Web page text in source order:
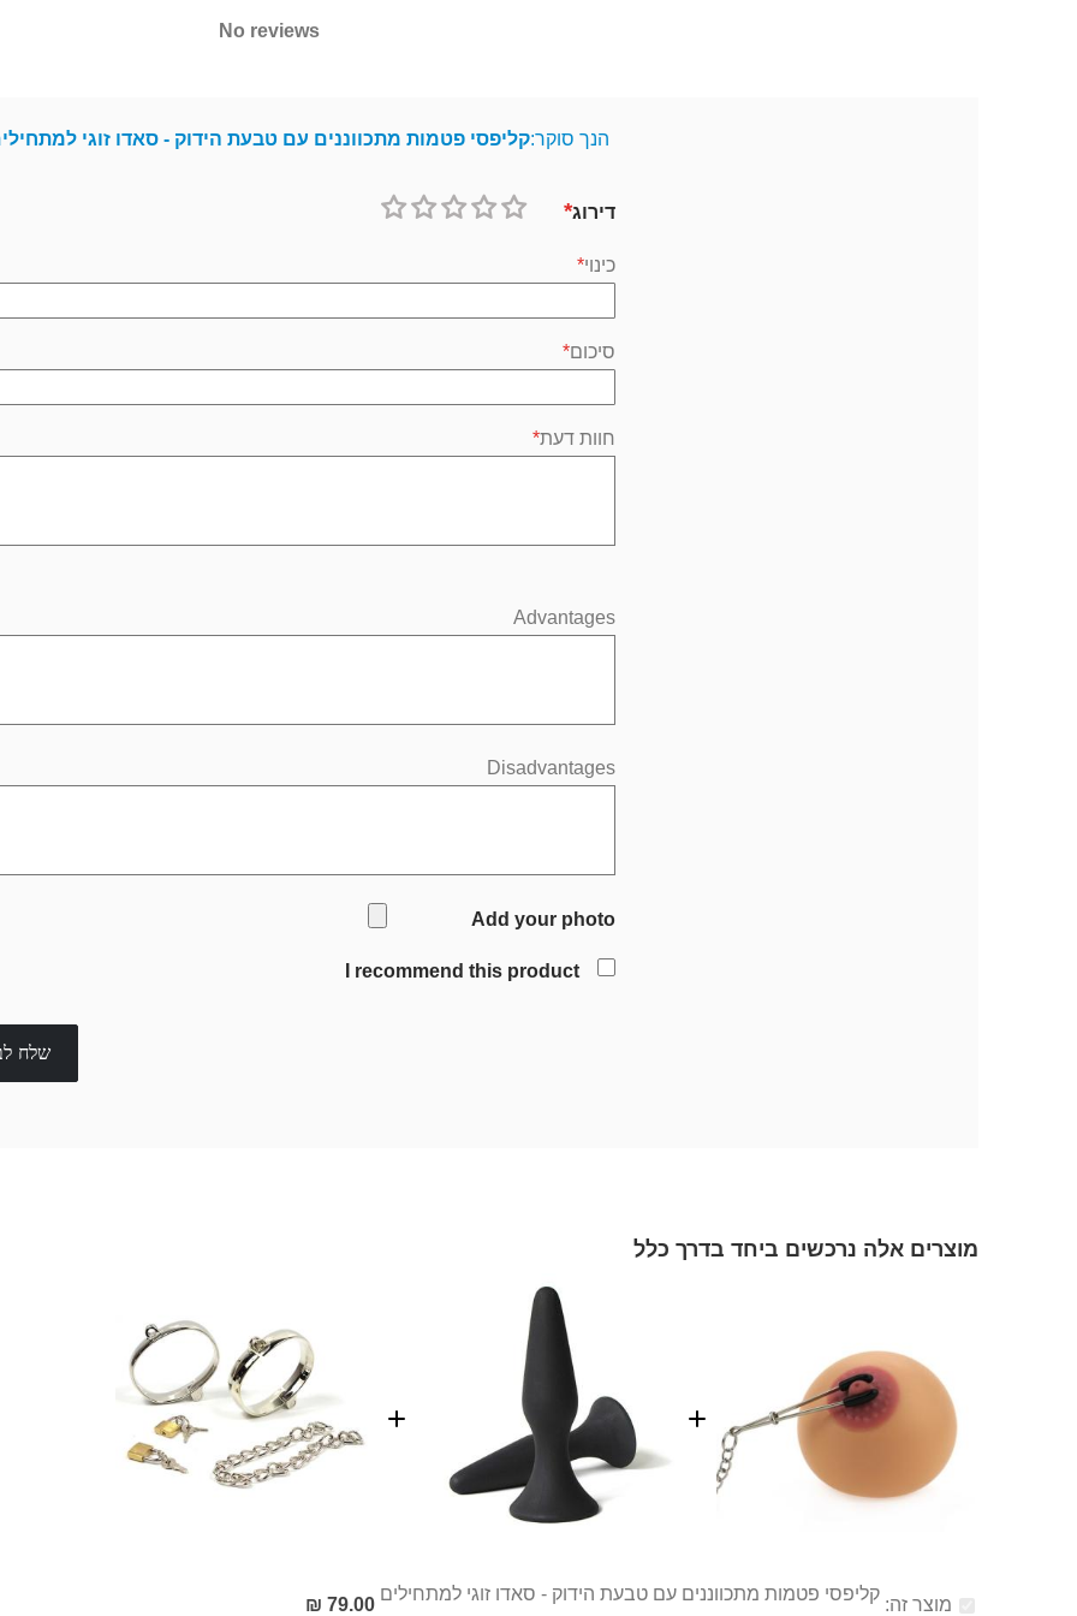
No reviews
הנך סוקר:קליפסי פטמות מתכווננים עם טבעת הידוק - סאדו זוגי
דירוג
כינוי
סיכום
חוות דעת
Advantages
Disadvantages
Add your photo
I recommend this product
שלח
מוצרים אלה נרכשים ביחד בדרך כלל
מוצר זה:
קליפסי פטמות מתכווננים עם טבעת הידוק - סאדו זוגי למתחילים
79.00 ₪